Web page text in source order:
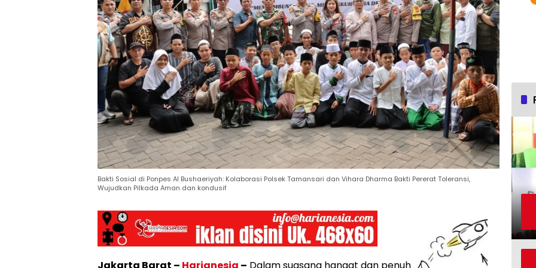
Bakti Sosial di Ponpes Al Bushaeriyah: Kolaborasi Polsek Tamansari dan Vihara Dharma Bakti Pererat Toleransi,
Wujudkan Pilkada Aman dan kondusif
Jakarta Barat – Harianesia – Dalam suasana hangat dan penuh